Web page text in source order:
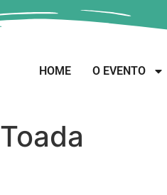
HOME O EVENTO
Toada